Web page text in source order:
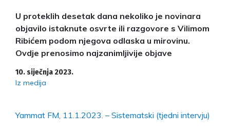
U proteklih desetak dana nekoliko je novinara
objavilo istaknute osvrte ili razgovore s Vilimom
Ribićem podom njegova odlaska u mirovinu.
Ovdje prenosimo najzanimljivije objave
10. siječnja 2023.
Iz medija
Yammat FM, 11.1.2023. – Sistematski (tjedni intervju)